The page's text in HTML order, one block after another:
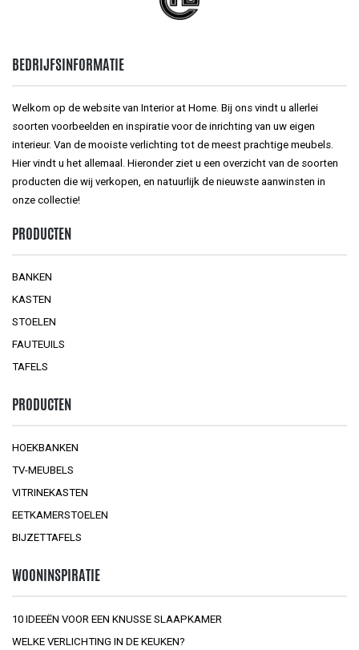
BEDRIJFSINFORMATIE
Welkom op de website van Interior at Home. Bij ons vindt u allerlei
soorten voorbeelden en inspiratie voor de inrichting van uw eigen
interieur. Van de mooiste verlichting tot de meest prachtige meubels.
Hier vindt u het allemaal. Hieronder ziet u een overzicht van de soorten
producten die wij verkopen, en natuurlijk de nieuwste aanwinsten in
onze collectie!
PRODUCTEN
BANKEN
KASTEN
STOELEN
FAUTEUILS
TAFELS
PRODUCTEN
HOEKBANKEN
TV-MEUBELS
VITRINEKASTEN
EETKAMERSTOELEN
BIJZETTAFELS
WOONINSPIRATIE
10 IDEEËN VOOR EEN KNUSSE SLAAPKAMER
WELKE VERLICHTING IN DE KEUKEN?